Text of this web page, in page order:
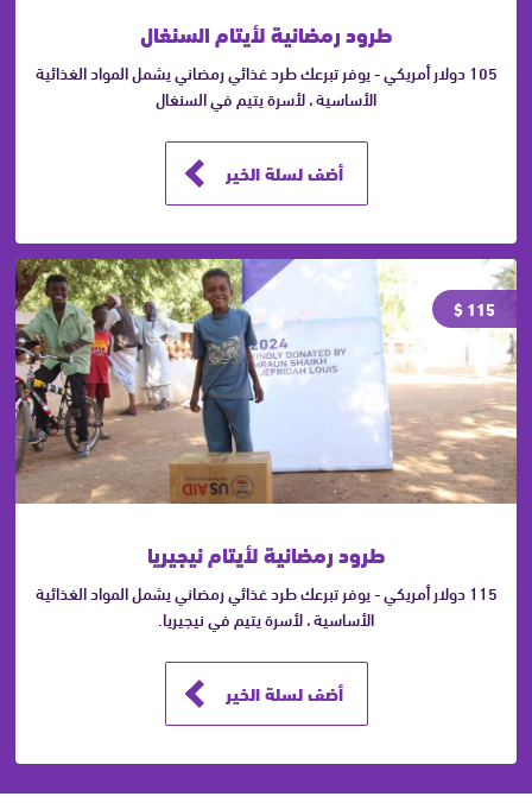
طرود رمضانية لأيتام السنغال
105 دولار أمريكي - يوفر تبرعك طرد غذائي رمضاني يشمل المواد الغذائية
الأساسية ، لأسرة يتيم في السنغال
أضف لسلة الخير
115 $
طرود رمضانية لأيتام نيجيريا
115 دولار أمريكي - يوفر تبرعك طرد غذائي رمضاني يشمل المواد الغذائية
الأساسية ، لأسرة يتيم في نيجيريا.
أضف لسلة الخير